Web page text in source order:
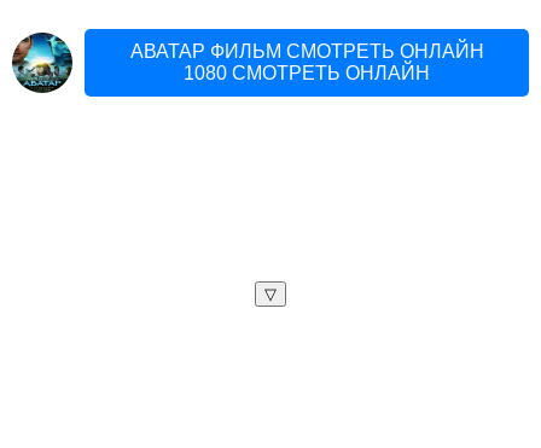
АВАТАР ФИЛЬМ СМОТРЕТЬ ОНЛАЙН
1080 СМОТРЕТЬ ОНЛАЙН
▽